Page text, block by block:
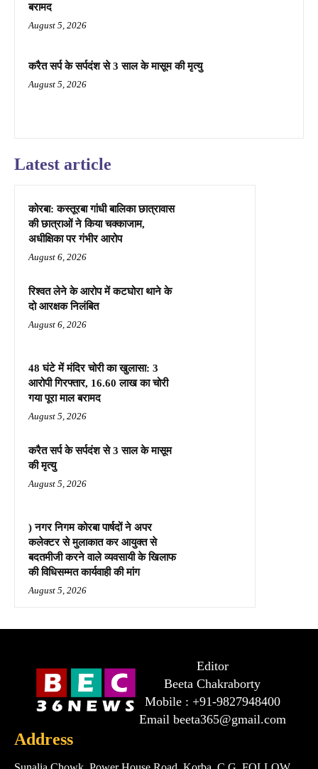
बरामद
August 5, 2026
करैत सर्प के सर्पदंश से 3 साल के मासूम की मृत्यु
August 5, 2026
Latest article
कोरबा: कस्तूरबा गांधी बालिका छात्रावास
की छात्राओं ने किया चक्काजाम,
अधीक्षिका पर गंभीर आरोप
August 6, 2026
रिश्वत लेने के आरोप में कटघोरा थाने के
दो आरक्षक निलंबित
August 6, 2026
48 घंटे में मंदिर चोरी का खुलासा: 3
आरोपी गिरफ्तार, 16.60 लाख का चोरी
गया पूरा माल बरामद
August 5, 2026
करैत सर्प के सर्पदंश से 3 साल के मासूम
की मृत्यु
August 5, 2026
) नगर निगम कोरबा पार्षदों ने अपर
कलेक्टर से मुलाकात कर आयुक्त से
बदतमीजी करने वाले व्यवसायी के खिलाफ
की विधिसम्मत कार्यवाही की मांग
August 5, 2026
Editor
Beeta Chakraborty
Mobile : +91-9827948400
Email beeta365@gmail.com
Address